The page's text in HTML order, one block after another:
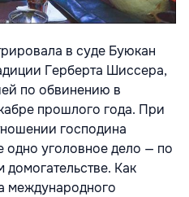
в суде Буюкан
Герберта Шиссера,
по обвинению в
прошлого года. При
господина
уголовное дело — по
Как
международного